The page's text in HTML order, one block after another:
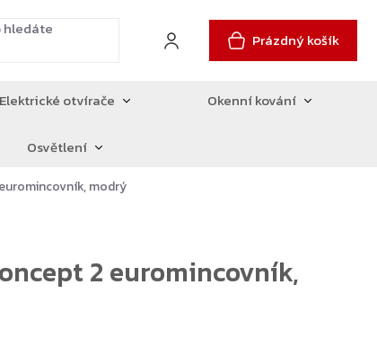
Prázdný košík
Elektrické otvírače
Okenní kování
Osvětlení
modrý
2 euromincovník,